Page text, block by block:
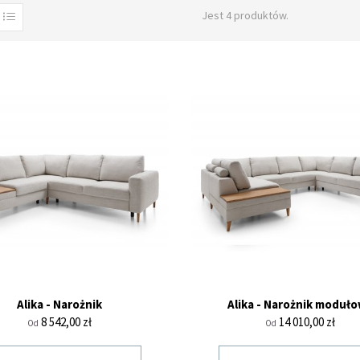
Jest 4 produktów.
Alika - Narożnik
Od Cena
8 542,00 zł
Alika - Narożnik
Od Cena
14 010,00 zł